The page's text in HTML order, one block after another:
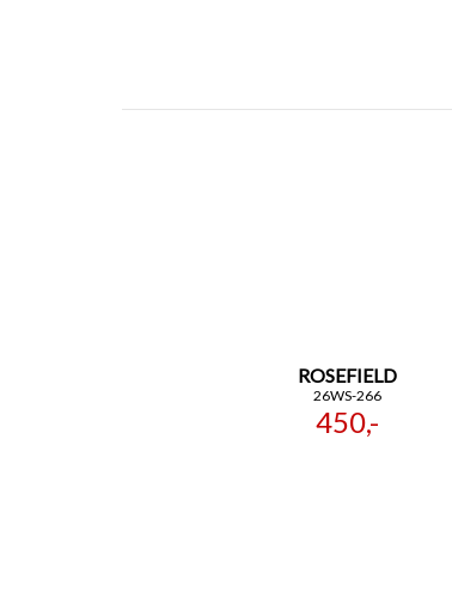
ROSEFIELD
26WS-266
450,-